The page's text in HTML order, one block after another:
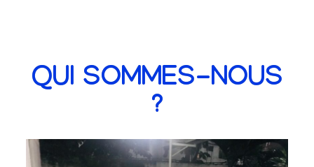
QUI SOMMES-NOUS
?